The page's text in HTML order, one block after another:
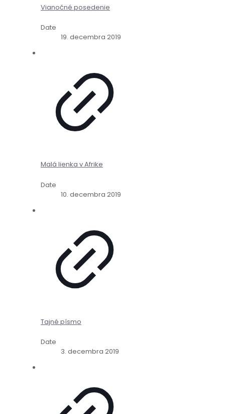
Vianočné posedenie
Date
19. decembra 2019
Malá lienka v Afrike
Date
10. decembra 2019
Tajné písmo
Date
3. decembra 2019